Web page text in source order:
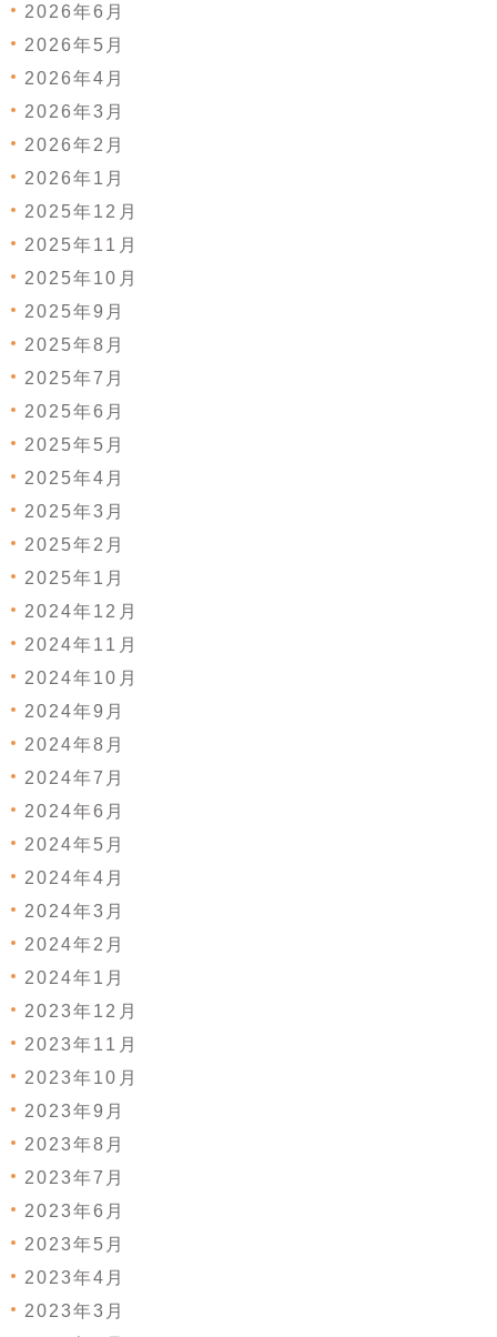
2026年6月
2026年5月
2026年4月
2026年3月
2026年2月
2026年1月
2025年12月
2025年11月
2025年10月
2025年9月
2025年8月
2025年7月
2025年6月
2025年5月
2025年4月
2025年3月
2025年2月
2025年1月
2024年12月
2024年11月
2024年10月
2024年9月
2024年8月
2024年7月
2024年6月
2024年5月
2024年4月
2024年3月
2024年2月
2024年1月
2023年12月
2023年11月
2023年10月
2023年9月
2023年8月
2023年7月
2023年6月
2023年5月
2023年4月
2023年3月